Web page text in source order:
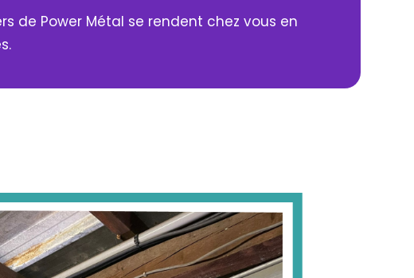
appareil est essentiel pour rétablir le
votre store métallique. Mais avant d’envisager
s’il est à l’origine du blocage. Le recours à
modèles et marques de rideaux. Vous
notre service de motorisation de rideaux
voulez automatiser votre rideau de fer manuel.
de Power Métal se rendent chez vous en